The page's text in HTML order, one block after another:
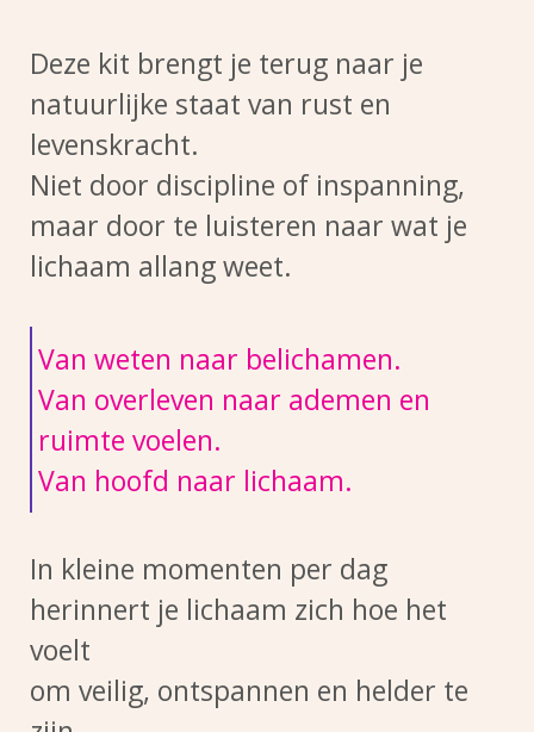
Deze kit brengt je terug naar je
natuurlijke staat van rust en
levenskracht.
Niet door discipline of inspanning,
maar door te luisteren naar wat je
lichaam allang weet.
Van weten naar belichamen.
Van overleven naar ademen en
ruimte voelen.
Van hoofd naar lichaam.
In kleine momenten per dag
herinnert je lichaam zich hoe het
voelt
om veilig, ontspannen en helder te